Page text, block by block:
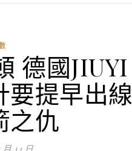
德國JIUYI
要提早出線
之仇
14 日